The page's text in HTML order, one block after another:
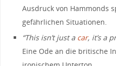
Ausdruck von Hammonds⁤
gefährlichen Situationen.
“This isn’t just‍ a car,​ it’s a
⁢Eine Ode an⁤ die britische